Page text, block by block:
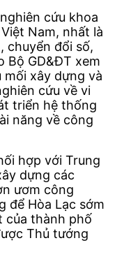
cứu khoa
Nam, nhất là
chuyển đổi số,
Bộ GD&ĐT xem
mối xây dựng và
cứu về vi
triển hệ thống
năng về công
hợp với Trung
dựng các
ươm công
để Hòa Lạc sớm
của thành phố
Thủ tướng